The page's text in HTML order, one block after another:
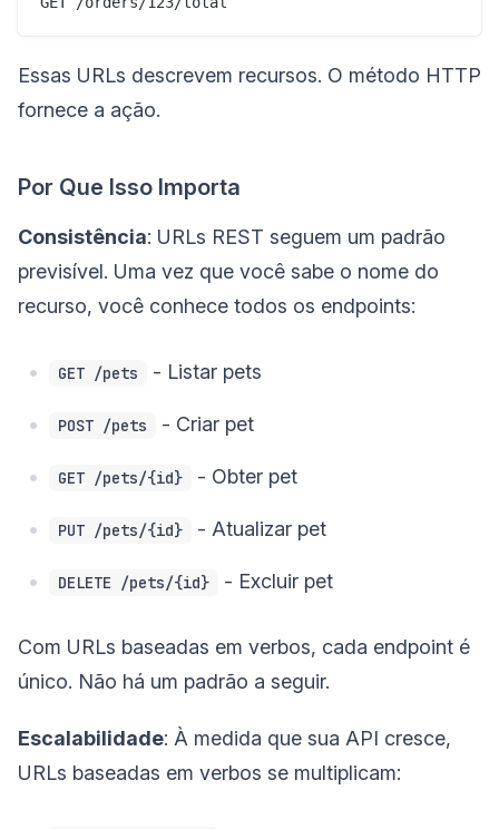
Essas URLs descrevem recursos. O método HTTP
fornece a ação.
Por Que Isso Importa
Consistência: URLs REST seguem um padrão
previsível. Uma vez que você sabe o nome do
recurso, você conhece todos os endpoints:
GET /pets - Listar pets
POST /pets - Criar pet
GET /pets/{id} - Obter pet
PUT /pets/{id} - Atualizar pet
DELETE /pets/{id} - Excluir pet
Com URLs baseadas em verbos, cada endpoint é
único. Não há um padrão a seguir.
Escalabilidade: À medida que sua API cresce,
URLs baseadas em verbos se multiplicam: